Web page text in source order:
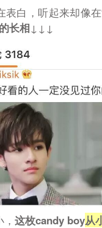
表白，听起来却像
长相↓↓↓
这枚candy boy从